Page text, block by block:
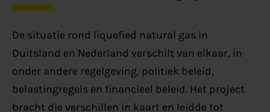
De situatie rond liquefied natural gas in
Duitsland en Nederland verschilt van elkaar, in
onder andere regelgeving, politiek beleid,
belastingregels en financieel beleid. Het project
bracht die verschillen in kaart en leidde tot